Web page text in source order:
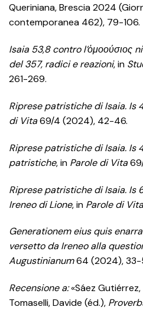
Queriniana, Brescia 2024
contemporanea 462), 79-106.
Isaia 53,8 contro l’ὁμοούσιος
del 357, radici e reazioni, in
261-269.
Riprese patristiche di Isaia. Is
di Vita69/4 (2024), 42-46.
Riprese patristiche di Isaia. Is
patristiche, in Parole di Vita
Riprese patristiche di Isaia. Is
Ireneo di Lione, in Parole di Vita
Generationem eius quis
versetto da Ireneo alla
Augustinianum64 (2024), 33-
Recensione a:«Sáez
Tomaselli, Davide (éd.),